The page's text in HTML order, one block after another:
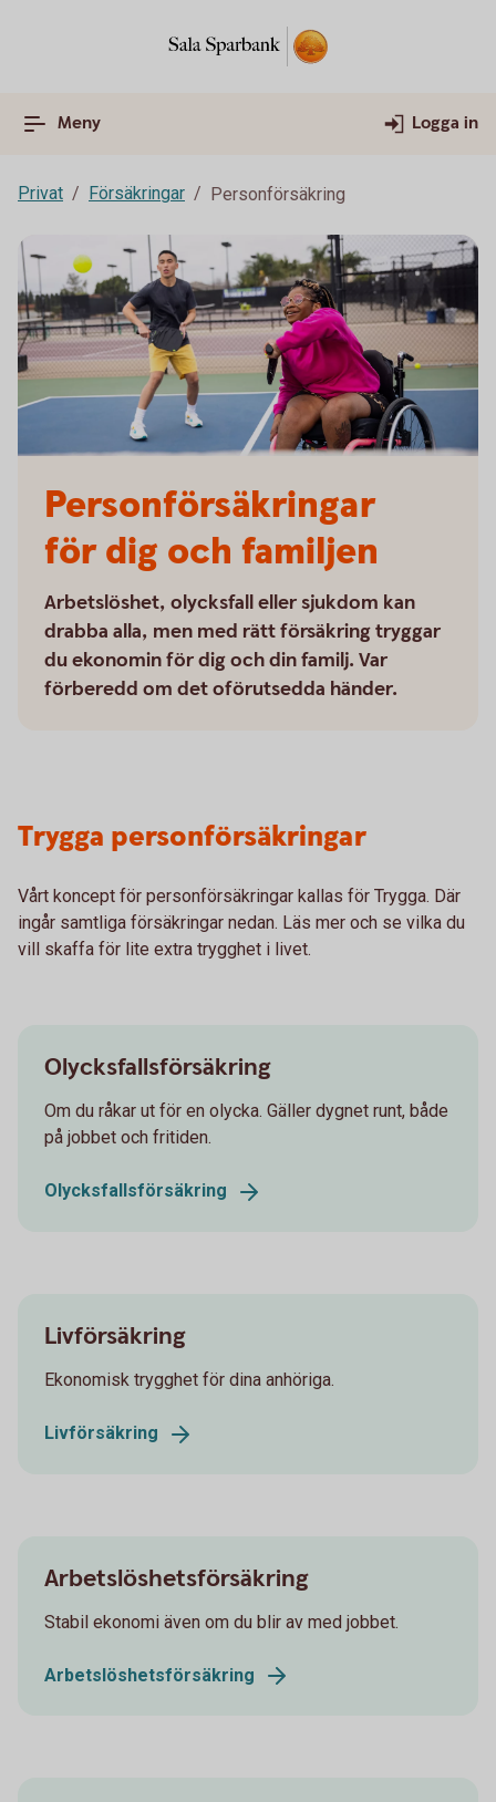
Meny Logga in
Privat Försäkringar Personförsäkring
Personförsäkringar
för dig och familjen
Arbetslöshet, olycksfall eller sjukdom kan
drabba alla, men med rätt försäkring tryggar
du ekonomin för dig och din familj. Var
förberedd om det oförutsedda händer.
Trygga personförsäkringar
Vårt koncept för personförsäkringar kallas för Trygga. Där
ingår samtliga försäkringar nedan. Läs mer och se vilka du
vill skaffa för lite extra trygghet i livet.
Olycksfallsförsäkring
Om du råkar ut för en olycka. Gäller dygnet runt, både
på jobbet och fritiden.
Olycksfallsförsäkring
Livförsäkring
Ekonomisk trygghet för dina anhöriga.
Livförsäkring
Arbetslöshetsförsäkring
Stabil ekonomi även om du blir av med jobbet.
Arbetslöshetsförsäkring